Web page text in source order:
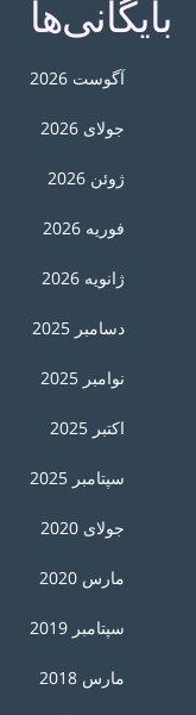
آگوست 2026
جولای 2026
ژوئن 2026
فوریه 2026
ژانویه 2026
دسامبر 2025
نوامبر 2025
اکتبر 2025
سپتامبر 2025
جولای 2020
مارس 2020
سپتامبر 2019
مارس 2018